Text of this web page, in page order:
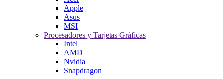
Apple
Asus
MSI
Procesadores y Tarjetas Gráficas
Intel
AMD
Nvidia
Snapdragon